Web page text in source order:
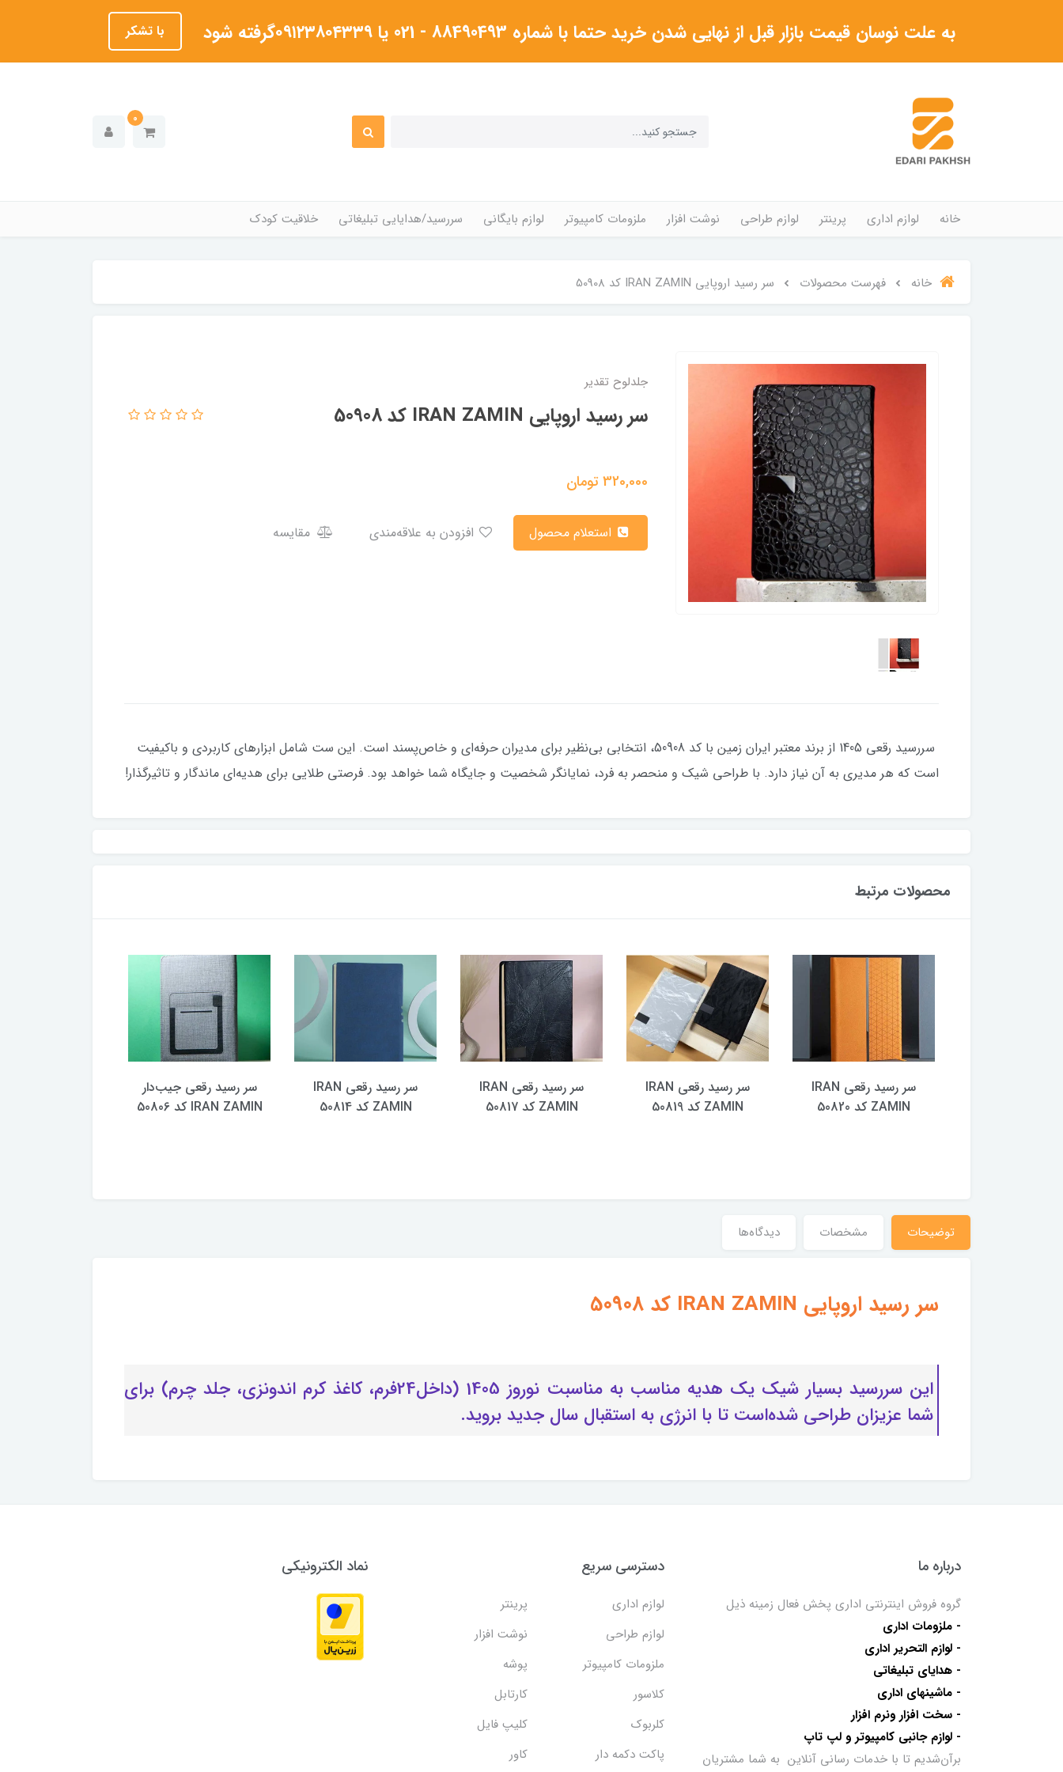
به علت نوسان قیمت بازار قبل از نهایی شدن خرید حتما با شماره 88490493 - 021 یا ۰۹۱۲۳۸۰۴۳۳۹گرفته شود با تشکر
0
خانه لوازم اداری پرینتر لوازم طراحی نوشت افزار ملزومات کامپیوتر لوازم بایگانی سررسید/هدایایی تبلیغاتی خلاقیت کودک
خانه فهرست محصولات سر رسید اروپایی IRAN ZAMIN کد 50908
جلدلوح تقدیر
سر رسید اروپایی IRAN ZAMIN کد 50908
320,000تومان
مقایسه
سررسید رقعی 1405 از برند معتبر ایران زمین با کد 50908، انتخابی بی‌نظیر برای مدیران حرفه‌ای و خاص‌پسند است. این ست شامل ابزارهای کاربردی و باکیفیت
است که هر مدیری به آن نیاز دارد. با طراحی شیک و منحصر به فرد، نمایانگر شخصیت و جایگاه شما خواهد بود. فرصتی طلایی برای هدیه‌ای ماندگار و تاثیرگذار!
محصولات مرتبط
سر رسید رقعی IRAN
ZAMIN کد 50820
سر رسید رقعی IRAN
ZAMIN کد 50819
سر رسید رقعی IRAN
ZAMIN کد 50817
سر رسید رقعی IRAN
ZAMIN کد 50814
سر رسید رقعی جیب‌دار
IRAN ZAMIN کد 50806
توضیحات مشخصات دیدگاه‌ها
سر رسید اروپایی IRAN ZAMIN کد 50908
این سررسید بسیار شیک یک هدیه مناسب به مناسبت نوروز 1405 (داخل24فرم، کاغذ کرم اندونزی، جلد چرم) برای
شما عزیزان طراحی شده‌است تا با انرژی به استقبال سال جدید بروید.
درباره ما
گروه فروش اینترنتی اداری پخش فعال زمینه ذیل
- ملزومات اداری
- لوازم التحریر اداری
- هدایای تبلیغاتی
- ماشینهای اداری
- سخت افزار ونرم افزار
- لوازم جانبی کامپیوتر و لپ تاپ
برآن‌شدیم تا با خدمات رسانی آنلاین به شما مشتریان
دسترسی سریع
لوازم اداری
پرینتر
لوازم طراحی
نوشت افزار
ملزومات کامپیوتر
پوشه
کلاسور
کارتابل
کلربوک
کلیپ فایل
پاکت دکمه دار
کاور
نماد الکترونیکی